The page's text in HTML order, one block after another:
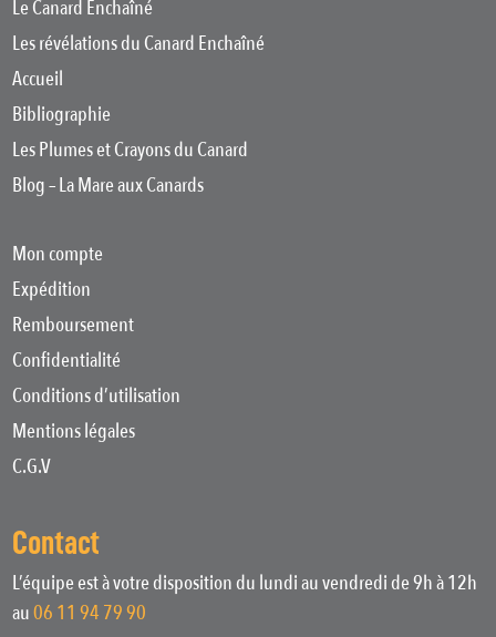
Le Canard Enchaîné
Les révélations du Canard Enchaîné
Accueil
Bibliographie
Les Plumes et Crayons du Canard
Blog – La Mare aux Canards
Mon compte
Expédition
Remboursement
Confidentialité
Conditions d’utilisation
Mentions légales
C.G.V
Contact
L’équipe est à votre disposition du lundi au vendredi de 9h à 12h
au06 11 94 79 90